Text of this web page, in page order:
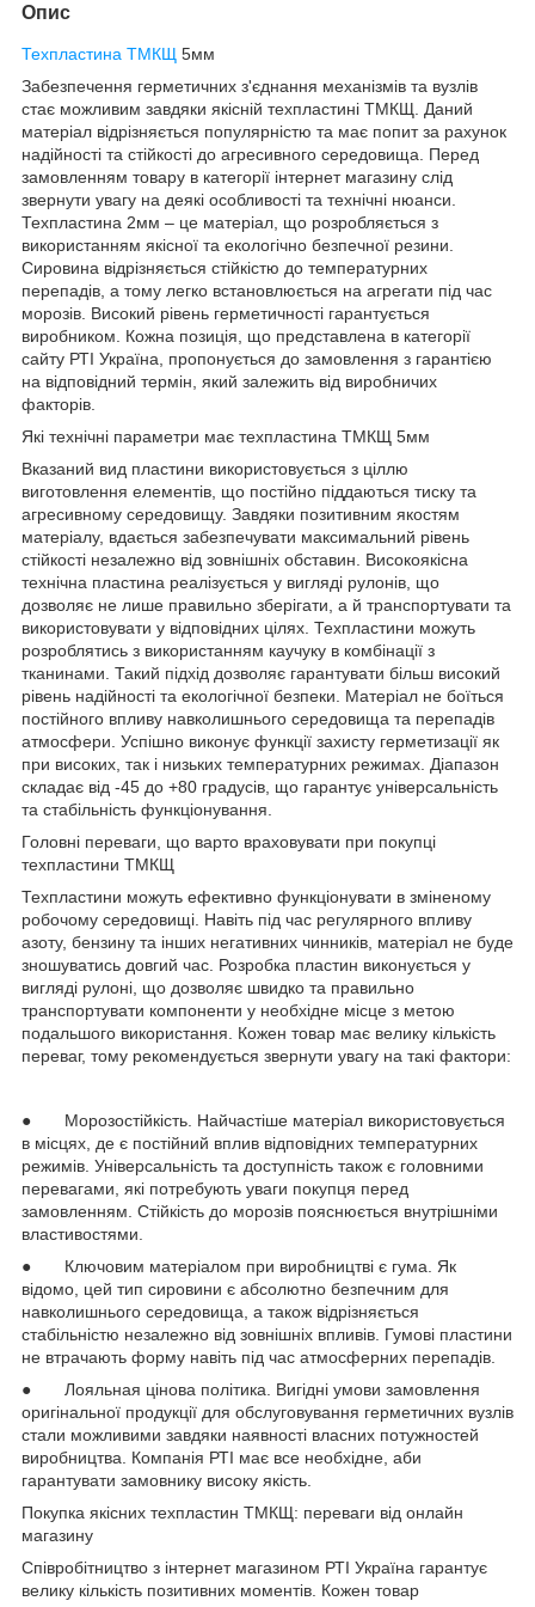
Опис
Техпластина ТМКЩ 5мм
Забезпечення герметичних з'єднання механізмів та вузлів
стає можливим завдяки якісній техпластині ТМКЩ. Даний
матеріал відрізняється популярністю та має попит за рахунок
надійності та стійкості до агресивного середовища. Перед
замовленням товару в категорії інтернет магазину слід
звернути увагу на деякі особливості та технічні нюанси.
Техпластина 2мм – це матеріал, що розробляється з
використанням якісної та екологічно безпечної резини.
Сировина відрізняється стійкістю до температурних
перепадів, а тому легко встановлюється на агрегати під час
морозів. Високий рівень герметичності гарантується
виробником. Кожна позиція, що представлена в категорії
сайту РТІ Україна, пропонується до замовлення з гарантією
на відповідний термін, який залежить від виробничих
факторів.
Які технічні параметри має техпластина ТМКЩ 5мм
Вказаний вид пластини використовується з ціллю
виготовлення елементів, що постійно піддаються тиску та
агресивному середовищу. Завдяки позитивним якостям
матеріалу, вдається забезпечувати максимальний рівень
стійкості незалежно від зовнішніх обставин. Високоякісна
технічна пластина реалізується у вигляді рулонів, що
дозволяє не лише правильно зберігати, а й транспортувати та
використовувати у відповідних цілях. Техпластини можуть
розроблятись з використанням каучуку в комбінації з
тканинами. Такий підхід дозволяє гарантувати більш високий
рівень надійності та екологічної безпеки. Матеріал не боїться
постійного впливу навколишнього середовища та перепадів
атмосфери. Успішно виконує функції захисту герметизації як
при високих, так і низьких температурних режимах. Діапазон
складає від -45 до +80 градусів, що гарантує універсальність
та стабільність функціонування.
Головні переваги, що варто враховувати при покупці
техпластини ТМКЩ
Техпластини можуть ефективно функціонувати в зміненому
робочому середовищі. Навіть під час регулярного впливу
азоту, бензину та інших негативних чинників, матеріал не буде
зношуватись довгий час. Розробка пластин виконується у
вигляді рулоні, що дозволяє швидко та правильно
транспортувати компоненти у необхідне місце з метою
подальшого використання. Кожен товар має велику кількість
переваг, тому рекомендується звернути увагу на такі фактори:
● Морозостійкість. Найчастіше матеріал використовується
в місцях, де є постійний вплив відповідних температурних
режимів. Універсальність та доступність також є головними
перевагами, які потребують уваги покупця перед
замовленням. Стійкість до морозів пояснюється внутрішніми
властивостями.
● Ключовим матеріалом при виробництві є гума. Як
відомо, цей тип сировини є абсолютно безпечним для
навколишнього середовища, а також відрізняється
стабільністю незалежно від зовнішніх впливів. Гумові пластини
не втрачають форму навіть під час атмосферних перепадів.
● Лояльная цінова політика. Вигідні умови замовлення
оригінальної продукції для обслуговування герметичних вузлів
стали можливими завдяки наявності власних потужностей
виробництва. Компанія РТІ має все необхідне, аби
гарантувати замовнику високу якість.
Покупка якісних техпластин ТМКЩ: переваги від онлайн
магазину
Співробітництво з інтернет магазином РТІ Україна гарантує
велику кількість позитивних моментів. Кожен товар